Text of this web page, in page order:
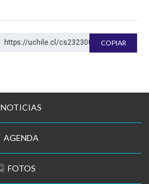
https://uchile.cl/cs232300 COPIAR
NOTICIAS
AGENDA
FOTOS